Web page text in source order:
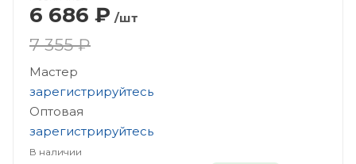
6 686 ₽ /шт
7 355 ₽
Мастер
зарегистрируйтесь
Оптовая
зарегистрируйтесь
В наличии